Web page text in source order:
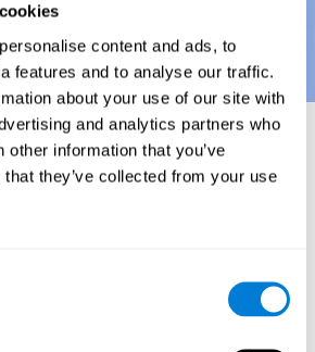
content and ads, to
features and to analyse our traffic.
about your use of our site with
and analytics partners who
other information that you’ve
they’ve collected from your use
Kemp, S (1998b). Manual for the NEPSY.